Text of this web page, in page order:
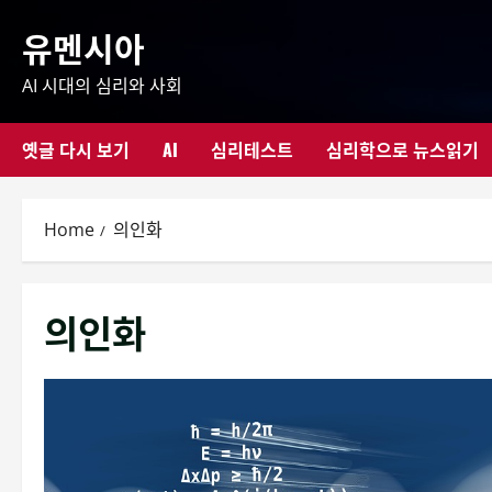
content
유멘시아
AI 시대의 심리와 사회
옛글 다시 보기 AI 심리테스트 심리학으로 뉴스읽기
Home 의인화
의인화